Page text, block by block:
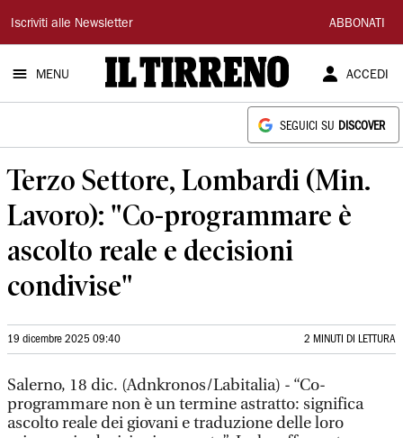
Il
Tirreno
Iscriviti alle Newsletter ABBONATI
MENU ACCEDI
SEGUICI SU DISCOVER
Terzo Settore, Lombardi (Min.
Lavoro): "Co-programmare è
ascolto reale e decisioni
condivise"
19 dicembre 2025 09:40 2 MINUTI DI LETTURA
Salerno, 18 dic. (Adnkronos/Labitalia) - “Co-
programmare non è un termine astratto: significa
ascolto reale dei giovani e traduzione delle loro